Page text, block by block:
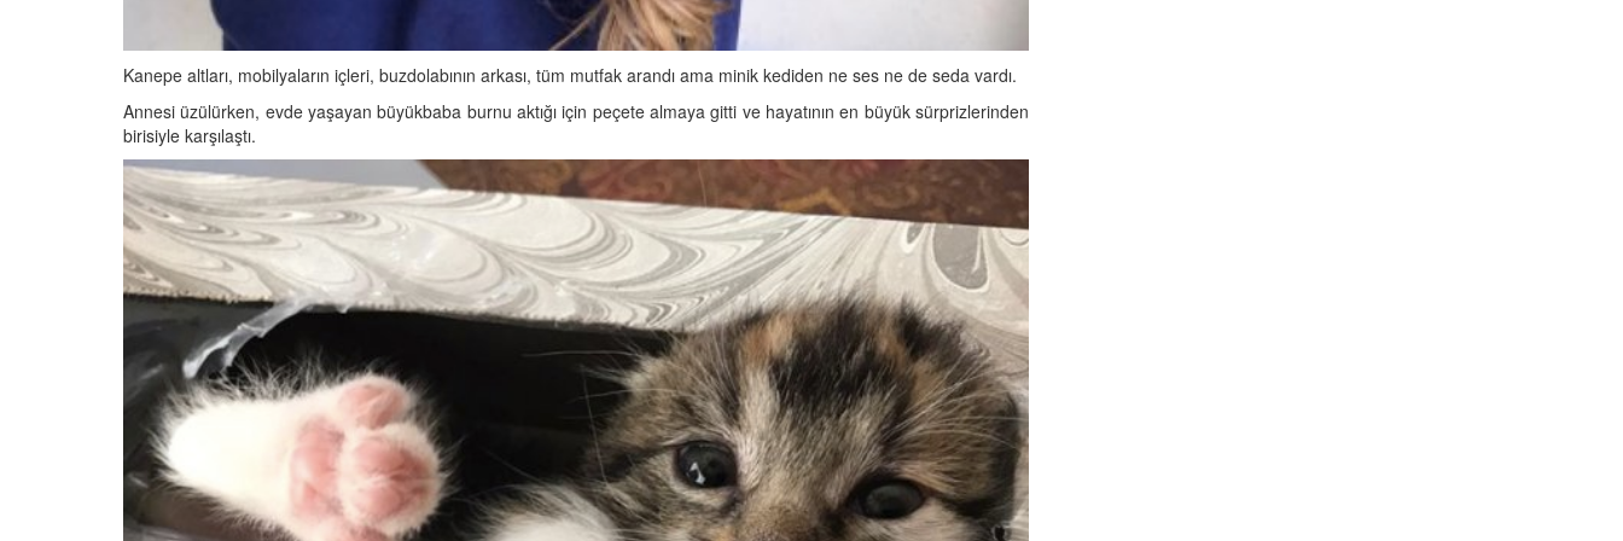
Kanepe altları, mobilyaların içleri, buzdolabının arkası, tüm mutfak arandı ama minik kediden ne ses ne de seda vardı.
Annesi üzülürken, evde yaşayan büyükbaba burnu aktığı için peçete almaya gitti ve hayatının en büyük sürprizlerinden
birisiyle karşılaştı.